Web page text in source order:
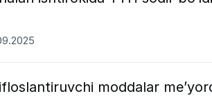
moddalar